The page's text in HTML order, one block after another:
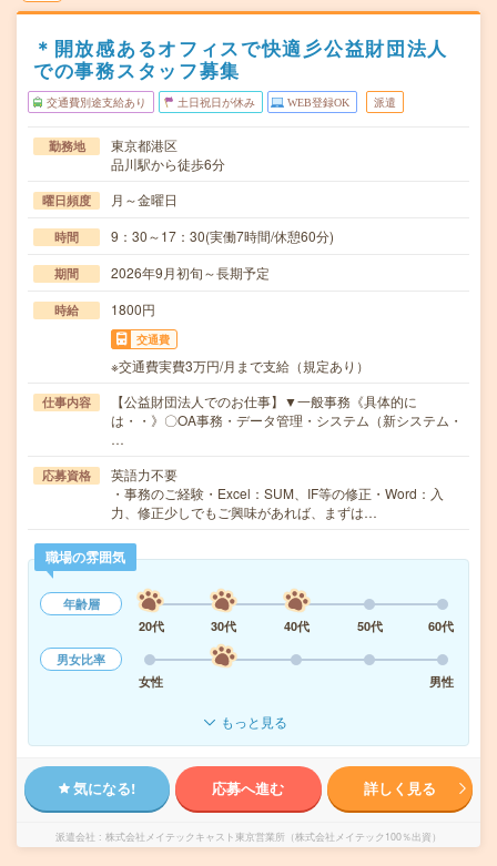
＊開放感あるオフィスで快適彡公益財団法人
での事務スタッフ募集
交通費別途支給あり 土日祝日が休み WEB登録OK 派遣
勤務地
東京都港区
品川駅から徒歩6分
曜日頻度 月～金曜日
時間 9：30～17：30(実働7時間/休憩60分)
期間 2026年9月初旬～長期予定
時給 1800円
交通費
※交通費実費3万円/月まで支給（規定あり）
仕事内容
【公益財団法人でのお仕事】▼一般事務《具体的に
は・・》〇OA事務・データ管理・システム（新システム・
…
応募資格
英語力不要
・事務のご経験・Excel：SUM、IF等の修正・Word：入
力、修正少しでもご興味があれば、まずは…
職場の雰囲気
年齢層
20代
30代 40代 50代
60代
男女比率
女性
男性
もっと見る
気になる! 応募へ進む 詳しく見る
派遣会社 株式会社メイテックキャスト東京営業所（株式会社メイテック100％出資）